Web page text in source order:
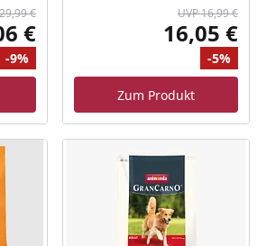
Ursprünglicher Preis
€
Aktueller Preis
€
Rabatt
-9%
UVP 16,99 €
16,05 €
-5%
Zum Produkt